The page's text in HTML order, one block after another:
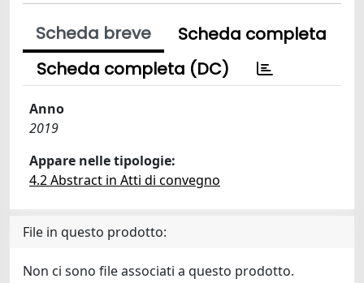
Scheda breve
Scheda completa
Scheda completa (DC)
Anno
2019
Appare nelle tipologie:
4.2 Abstract in Atti di convegno
File in questo prodotto:
Non ci sono file associati a questo prodotto.